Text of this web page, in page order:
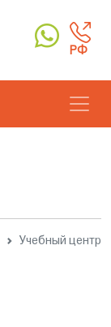
РФ
Учебный центр